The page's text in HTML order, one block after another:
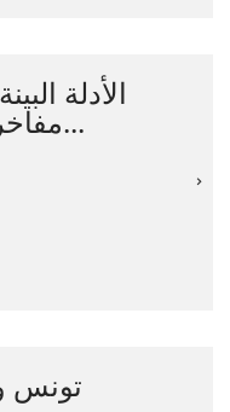
الأدلة
مفاخر الدولة الحف...
تونس